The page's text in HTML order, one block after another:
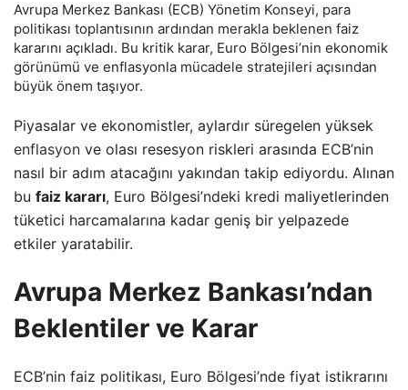
Avrupa Merkez Bankası (ECB) Yönetim Konseyi, para
politikası toplantısının ardından merakla beklenen faiz
kararını açıkladı. Bu kritik karar, Euro Bölgesi’nin ekonomik
görünümü ve enflasyonla mücadele stratejileri açısından
büyük önem taşıyor.
Piyasalar ve ekonomistler, aylardır süregelen yüksek
enflasyon ve olası resesyon riskleri arasında ECB’nin
nasıl bir adım atacağını yakından takip ediyordu. Alınan
bu faiz kararı, Euro Bölgesi’ndeki kredi maliyetlerinden
tüketici harcamalarına kadar geniş bir yelpazede
etkiler yaratabilir.
Avrupa Merkez Bankası’ndan
Beklentiler ve Karar
ECB’nin faiz politikası, Euro Bölgesi’nde fiyat istikrarını